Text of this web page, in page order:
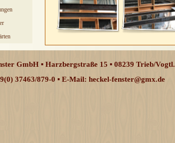
GmbH ▪ Harzbergstraße 15 ▪ 08239 Trieb/Vogtl.
37463/879-0 ▪ E-Mail: heckel-fenster@gmx.de